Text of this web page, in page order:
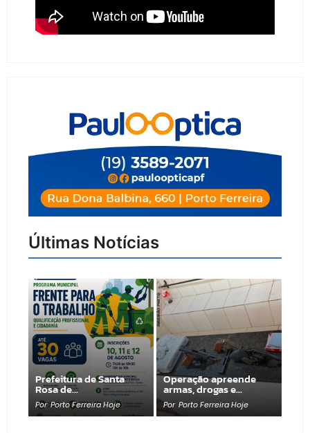
Últimas Notícias
Prefeitura de Santa
Rosa de…
Por Porto Ferreira Hoje
Operação apreende
armas, drogas e…
Por Porto Ferreira Hoje